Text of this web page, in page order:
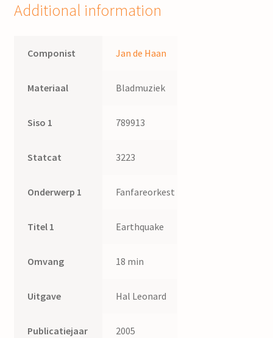
Additional information
Componist Jan de Haan
Materiaal Bladmuziek
Siso 1 789913
Statcat 3223
Onderwerp 1 Fanfareorkest
Titel 1 Earthquake
Omvang 18 min
Uitgave Hal Leonard
Publicatiejaar 2005